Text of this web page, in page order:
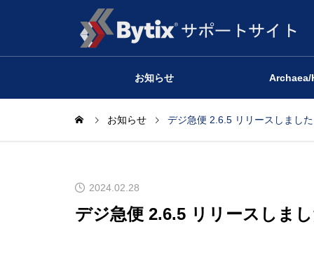
お知らせ
お知らせ デジ急便 2.6.5 リリースしました
2024.02.28
デジ急便 2.6.5 リリースしま